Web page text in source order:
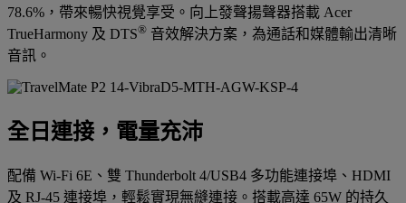
78.6%，帶來暢快視覺享受。向上發聲揚聲器搭載 Acer
TrueHarmony 及 DTS® 音效解決方案，為通話和媒體輸出清晰
音訊。
全日連接，電量充沛
配備 Wi-Fi 6E、雙 Thunderbolt 4/USB4 多功能連接埠、HDMI
及 RJ-45 連接埠，輕鬆實現無縫連接。搭載高達 65W 的持久